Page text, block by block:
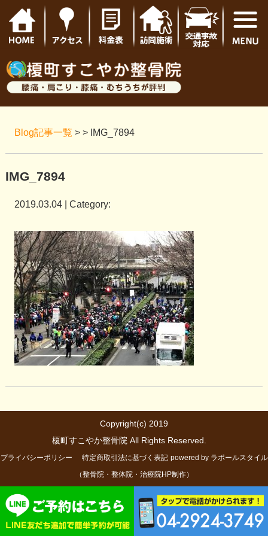
Blog記事一覧 > > IMG_7894
IMG_7894
2019.03.04 | Category:
Copyright(c) 2019
榎町すこやか整骨院 All Rights Reserved.
プライバシーポリシー 特定商取引法に基づく表記 powered by ラポールスタイル
（整骨院・整体院・治療院HP制作）